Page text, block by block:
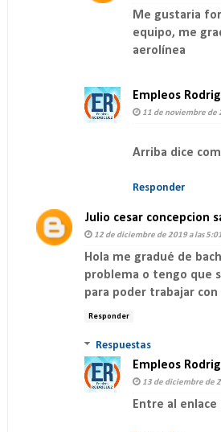
Me gustaria
equipo, me
aerolínea
Empleos
11 de noviembre de
Arriba dice
Responder
Julio cesar concepcion
12 de diciembre de 2019 a las
Hola me gradué de
problema o tengo que
para poder trabajar
Responder
Respuestas
Empleos
13 de diciembre de
Entre al